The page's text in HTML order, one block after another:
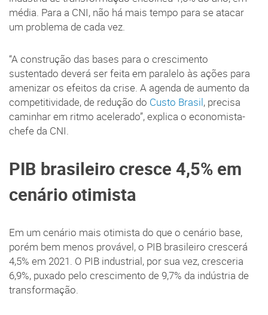
média. Para a CNI, não há mais tempo para se atacar
um problema de cada vez.
“A construção das bases para o crescimento
sustentado deverá ser feita em paralelo às ações para
amenizar os efeitos da crise. A agenda de aumento da
competitividade, de redução do Custo Brasil, precisa
caminhar em ritmo acelerado”, explica o economista-
chefe da CNI.
PIB brasileiro cresce 4,5% em
cenário otimista
Em um cenário mais otimista do que o cenário base,
porém bem menos provável, o PIB brasileiro crescerá
4,5% em 2021. O PIB industrial, por sua vez, cresceria
6,9%, puxado pelo crescimento de 9,7% da indústria de
transformação.